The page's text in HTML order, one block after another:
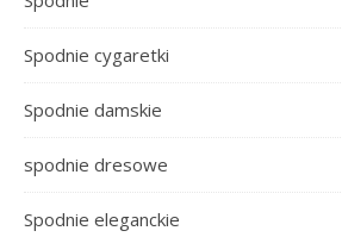
Spodnie cygaretki
Spodnie damskie
spodnie dresowe
Spodnie eleganckie